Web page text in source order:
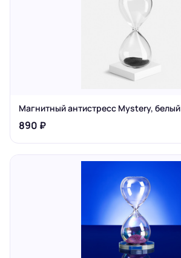
Магнитный антистресс Mystery, белый
890 ₽